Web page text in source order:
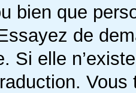
bien que
de
Si elle